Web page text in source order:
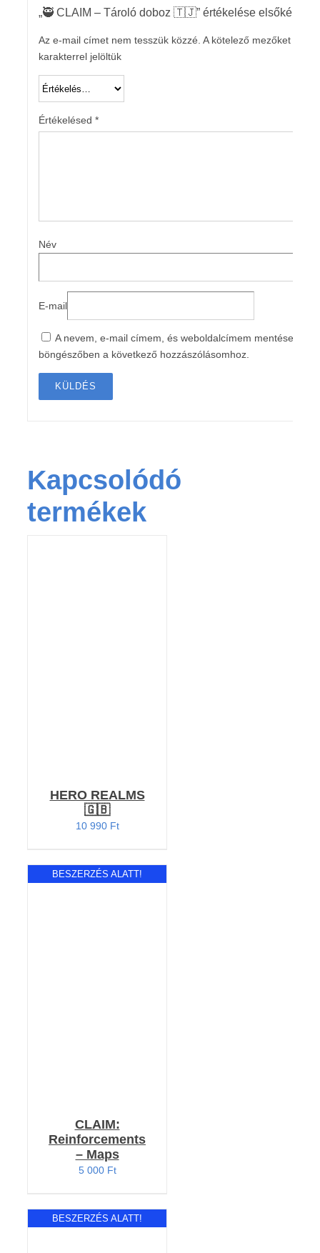
„🥷 CLAIM – Tároló doboz 🇹🇯” értékelése elsőként
Az e-mail címet nem tesszük közzé. A kötelező mezőket
karakterrel jelöltük
Értékelésed *
Név
E-mail
A nevem, e-mail címem, és weboldalcímem mentése a
böngészőben a következő hozzászólásomhoz.
Kapcsolódó
termékek
HERO REALMS
🇬🇧
10 990 Ft
BESZERZÉS ALATT!
CLAIM:
Reinforcements
– Maps
5 000 Ft
BESZERZÉS ALATT!